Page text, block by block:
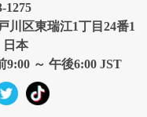
1275
川区東瑞江1丁目24番1
日本
～ 午後6:00 JST